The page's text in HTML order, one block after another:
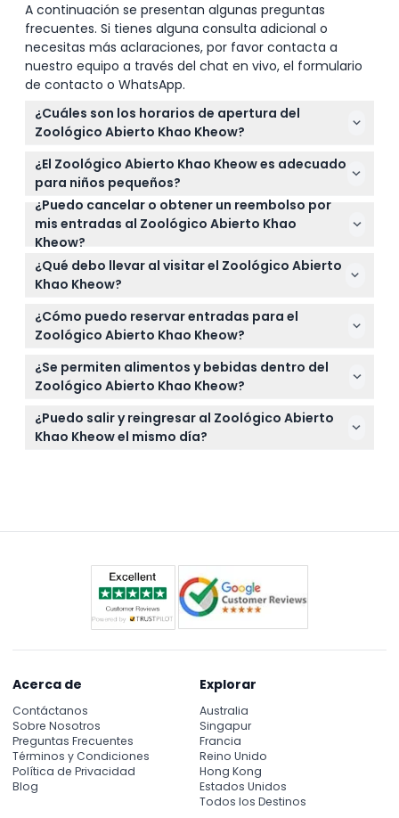
Política de Cancelación
A continuación se presentan algunas preguntas
frecuentes. Si tienes alguna consulta adicional o
necesitas más aclaraciones, por favor contacta a
nuestro equipo a través del chat en vivo, el formulario
de contacto o WhatsApp.
¿Cuáles son los horarios de apertura del
Zoológico Abierto Khao Kheow?
El Zoológico Abierto Khao Kheow está abierto todos
los días de 8:00 a.m. a 6:00 p.m., con un safari
nocturno disponible de 6:00 p.m. a 8:45 p.m. (sujeto
a cambios — por favor confirme al momento de la
reserva).
¿El Zoológico Abierto Khao Kheow es adecuado
para niños pequeños?
Sí, los niños que miden menos de 94 cm entran
gratis, y aquellos entre 94 cm y 135 cm pagan una
tarifa reducida. Los niños mayores de 135 cm pagan
tarifa de adulto.
¿Puedo cancelar o obtener un reembolso por
mis entradas al Zoológico Abierto Khao
Kheow?
Las entradas para el Zoológico Abierto Khao Kheow
no son reembolsables y no pueden cancelarse, así
antes de reservar.
¿Qué debo llevar al visitar el Zoológico Abierto
Khao Kheow?
Lleve zapatos cómodos para caminar, protección
solar como un sombrero y protector solar, y su
cámara para capturar encuentros con animales.
¿Cómo puedo reservar entradas para el
Zoológico Abierto Khao Kheow?
Puede reservar sus entradas para el Zoológico
Abierto Khao Kheow fácilmente en línea aquí
mismo en este sitio web. Verifique la disponibilidad
en tiempo real y asegure su fecha elegida al
instante.
¿Se permiten alimentos y bebidas dentro del
Zoológico Abierto Khao Kheow?
No se permite fumar ni beber alcohol dentro del
zoológico, y si se sorprende a alguien, se le puede
¿Puedo salir y reingresar al Zoológico Abierto
Khao Kheow el mismo día?
Acerca de
Contáctanos
Sobre Nosotros
Preguntas Frecuentes
Términos y Condiciones
Política de Privacidad
Blog
Explorar
Australia
Singapur
Francia
Reino Unido
Hong Kong
Estados Unidos
Todos los Destinos